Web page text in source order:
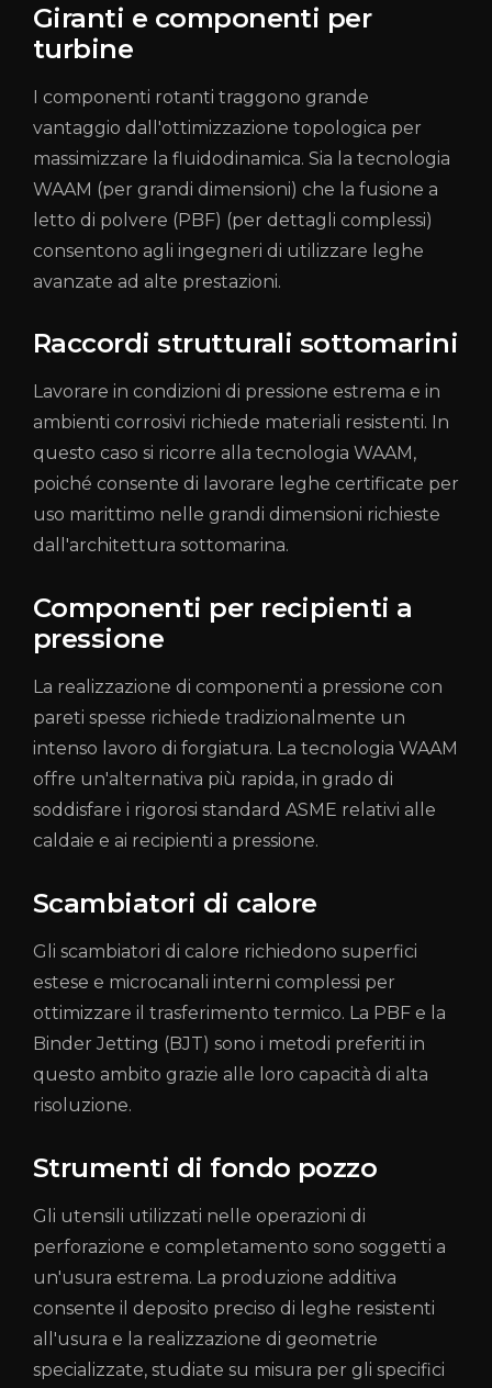
Giranti e componenti per
turbine
I componenti rotanti traggono grande
vantaggio dall'ottimizzazione topologica per
massimizzare la fluidodinamica. Sia la tecnologia
WAAM (per grandi dimensioni) che la fusione a
letto di polvere (PBF) (per dettagli complessi)
consentono agli ingegneri di utilizzare leghe
avanzate ad alte prestazioni.
Raccordi strutturali sottomarini
Lavorare in condizioni di pressione estrema e in
ambienti corrosivi richiede materiali resistenti. In
questo caso si ricorre alla tecnologia WAAM,
poiché consente di lavorare leghe certificate per
uso marittimo nelle grandi dimensioni richieste
dall'architettura sottomarina.
Componenti per recipienti a
pressione
La realizzazione di componenti a pressione con
pareti spesse richiede tradizionalmente un
intenso lavoro di forgiatura. La tecnologia WAAM
offre un'alternativa più rapida, in grado di
soddisfare i rigorosi standard ASME relativi alle
caldaie e ai recipienti a pressione.
Scambiatori di calore
Gli scambiatori di calore richiedono superfici
estese e microcanali interni complessi per
ottimizzare il trasferimento termico. La PBF e la
Binder Jetting (BJT) sono i metodi preferiti in
questo ambito grazie alle loro capacità di alta
risoluzione.
Strumenti di fondo pozzo
Gli utensili utilizzati nelle operazioni di
perforazione e completamento sono soggetti a
un'usura estrema. La produzione additiva
consente il deposito preciso di leghe resistenti
all'usura e la realizzazione di geometrie
specializzate, studiate su misura per gli specifici